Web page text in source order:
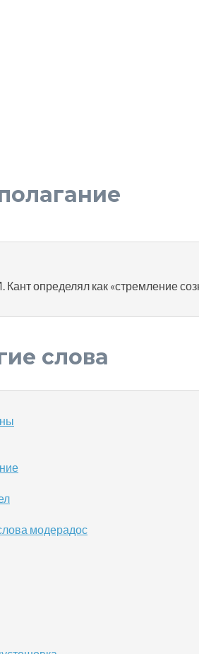
определял как «стремление
слова
модерадос